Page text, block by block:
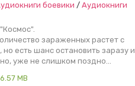
боевики / Аудиокниги
зараженных растет с
есть шанс остановить заразу и
уже не слишком поздно...
MB